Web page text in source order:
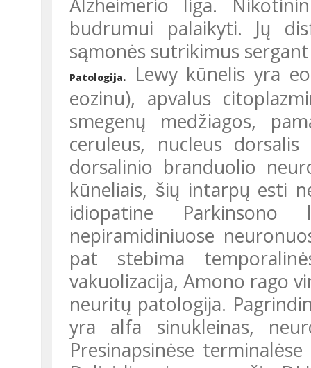
Alzheimerio liga.
budrumui palaikyti. Jų
sąmonės sutrikimus
Patologija.
Lewy kūnelis yra
eozinu), apvalus
smegenų medžiagos,
ceruleus, nucleus
dorsalinio branduolio
kūneliais, šių intarpų esti
idiopatine
nepiramidiniuose
pat stebima
vakuolizacija, Amono rago
neuritų patologija.
yra alfa sinukleinas,
Presinapsinėse